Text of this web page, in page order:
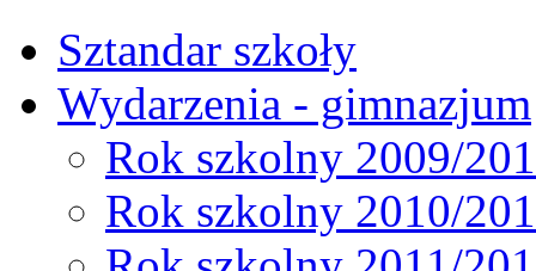
Sztandar szkoły
Wydarzenia - gimnazjum
Rok szkolny 2009/
Rok szkolny 2010/